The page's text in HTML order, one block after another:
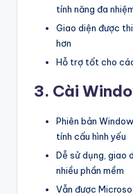
tính năng đa
Giao diện được
hơn
Hỗ trợ tốt cho
3. Cài
Phiên bản
tính cấu hình yếu
Dễ sử dụng, giao
nhiều phần mềm
Vẫn được